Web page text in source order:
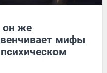
он же
мифы